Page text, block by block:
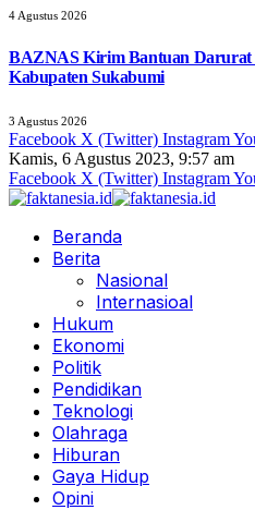
4 Agustus 2026
BAZNAS Kirim Bantuan
Kabupaten Sukabumi
3 Agustus 2026
Facebook X (Twitter) Instagram
Kamis, 6 Agustus 2023, 9:57 am
Facebook X (Twitter) Instagram
Beranda
Berita
Nasional
Internasioal
Hukum
Ekonomi
Politik
Pendidikan
Teknologi
Olahraga
Hiburan
Gaya Hidup
Opini